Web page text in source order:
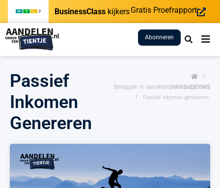
BusinessClass kijkersGratis Proefrapport
Abonneren
Passief
Inkomen
Genereren
/
Beleggen in aandelen voor beginners [HANDLEIDING]
/
Passief inkomen genereren